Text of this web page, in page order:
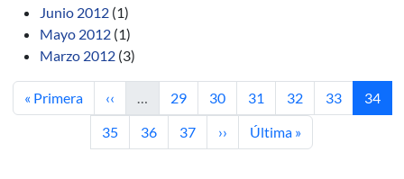
Junio 2012 (1)
Mayo 2012 (1)
Marzo 2012 (3)
Primera página
« Primera Página anterior
‹‹ … Página
29 Página
30 Página
31 Página
32 Página
33
34
Página
35 Página
36 Página
37 Siguiente página
›› Última página
Última »